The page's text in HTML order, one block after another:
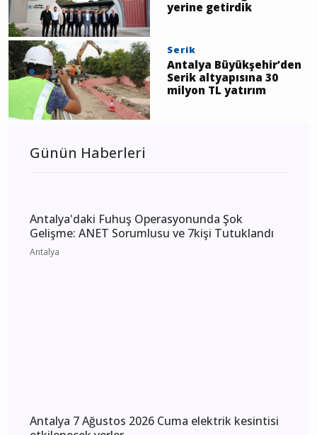
yerine getirdik
Serik
Antalya Büyükşehir’den
Serik altyapısına 30
milyon TL yatırım
Günün Haberleri